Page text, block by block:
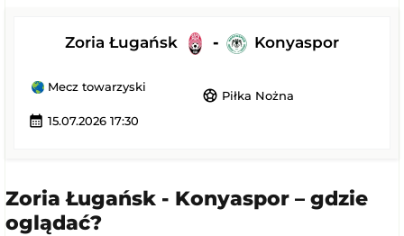
Zoria Ługańsk - Konyaspor
Mecz towarzyski
sports_soccer Piłka Nożna
calendar_month 15.07.2026 17:30
Zoria Ługańsk - Konyaspor – gdzie
oglądać?